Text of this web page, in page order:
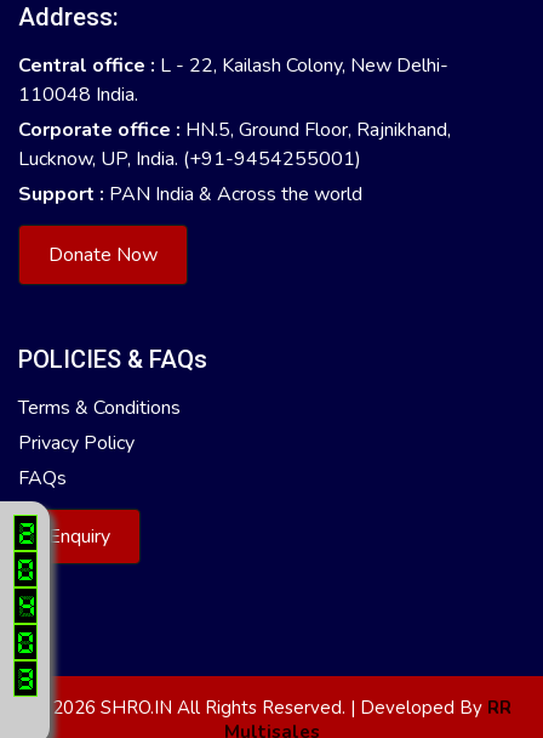
Address:
Central office : L - 22, Kailash Colony, New Delhi-
110048 India.
Corporate office : HN.5, Ground Floor, Rajnikhand,
Lucknow, UP, India. (+91-9454255001)
Support : PAN India & Across the world
Donate Now
POLICIES & FAQs
Terms & Conditions
Privacy Policy
FAQs
Enquiry
© 2026 SHRO.IN All Rights Reserved. | Developed By RR
Multisales